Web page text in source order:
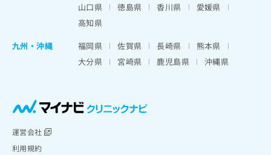
山口県
徳島県 香川県
愛媛県
高知県
九州・沖縄
福岡県 佐賀県 長崎県
熊本県
大分県
宮崎県 鹿児島県 沖縄県
運営会社
利用規約